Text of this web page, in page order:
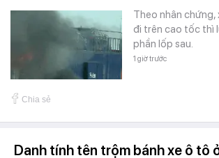
Theo nhân chứng,
đi trên cao tốc thì
phần lốp sau.
1 giờ trước
Chia sẻ
Danh tính tên trộm bánh xe ô tô